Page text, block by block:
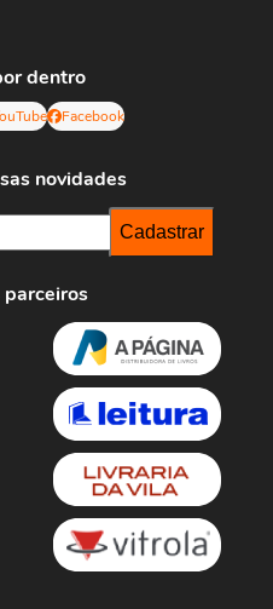
dentro
Facebook
novidades
parceiros